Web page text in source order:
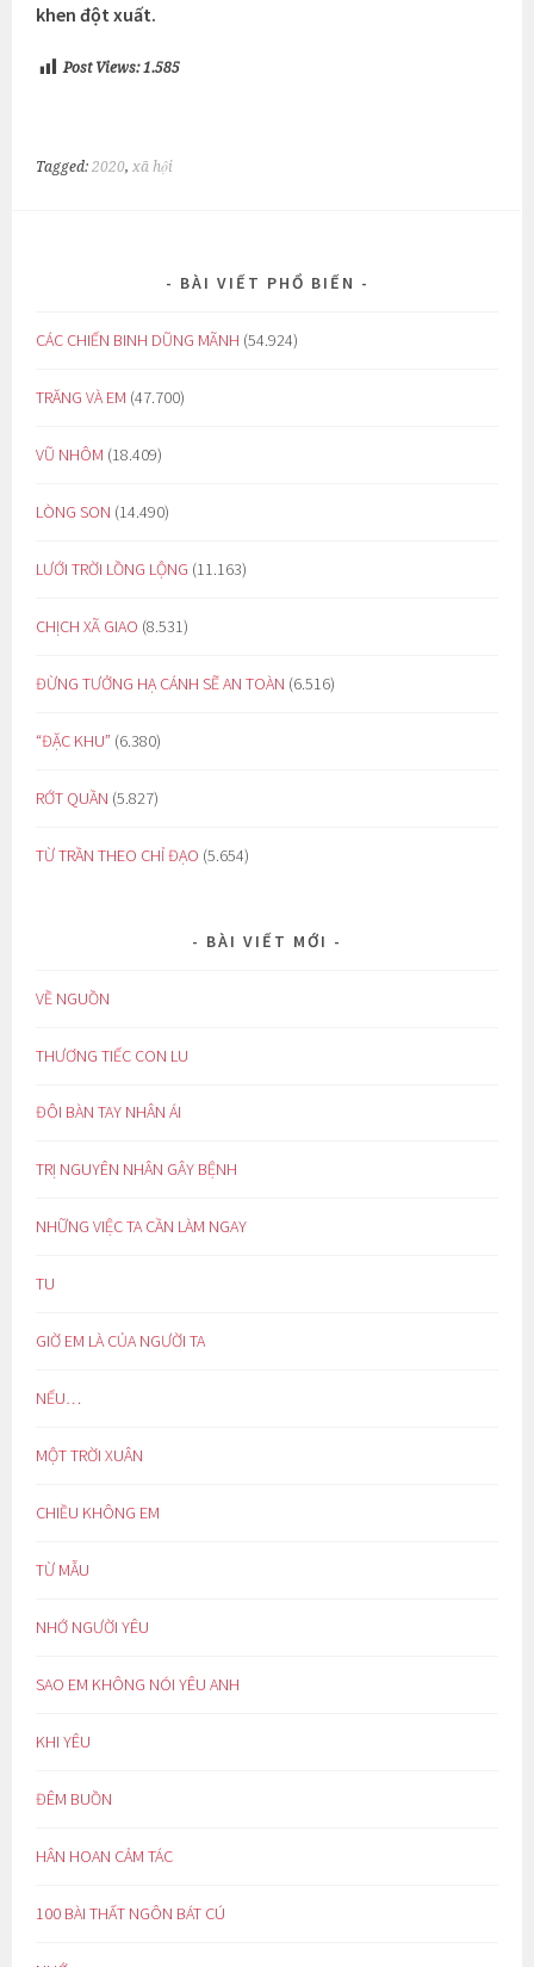
khen đột xuất.
Post Views: 1.585
Tagged:2020,xã hội
BÀI VIẾT PHỔ BIẾN
CÁC CHIẾN BINH DŨNG MÃNH (54.924)
TRĂNG VÀ EM (47.700)
VŨ NHÔM (18.409)
LÒNG SON (14.490)
LƯỚI TRỜI LỒNG LỘNG (11.163)
CHỊCH XÃ GIAO (8.531)
ĐỪNG TƯỞNG HẠ CÁNH SẼ AN TOÀN (6.516)
“ĐẶC KHU” (6.380)
RỚT QUẦN (5.827)
TỪ TRẦN THEO CHỈ ĐẠO (5.654)
BÀI VIẾT MỚI
VỀ NGUỒN
THƯƠNG TIẾC CON LU
ĐÔI BÀN TAY NHÂN ÁI
TRỊ NGUYÊN NHÂN GÂY BỆNH
NHỮNG VIỆC TA CẦN LÀM NGAY
TU
GIỜ EM LÀ CỦA NGƯỜI TA
NẾU…
MỘT TRỜI XUÂN
CHIỀU KHÔNG EM
TỪ MẪU
NHỚ NGƯỜI YÊU
SAO EM KHÔNG NÓI YÊU ANH
KHI YÊU
ĐÊM BUỒN
HÂN HOAN CẢM TÁC
100 BÀI THẤT NGÔN BÁT CÚ